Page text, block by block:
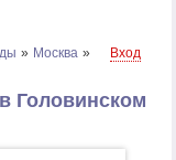
» Москва »
Вход
Головинском